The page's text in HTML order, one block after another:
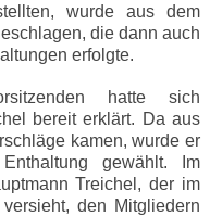
wurde aus dem
die dann auch
erfolgte.
hatte sich
bereit erklärt. Da aus
kamen, wurde er
gewählt. Im
Treichel, der im
den Mitgliedern